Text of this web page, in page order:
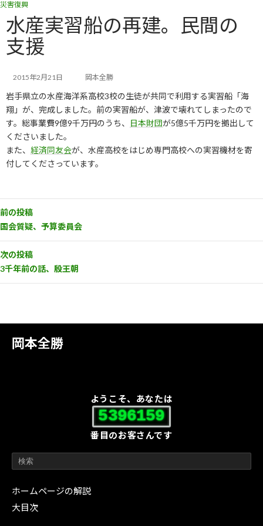
コ
テ
ン
ツ
ッ
プ
ナ
ゲ
ー
シ
移
動
岡本全勝
ようこそ、あなたは
5396159
番目のお客さんです
ホームページの解説
大目次
災害復興
水産実習船の再建。民間の
支援
2015年2月21日 岡本全勝
岩手県立の水産海洋系高校3校の生徒が共同で利用する実習船「海
翔」が、完成しました。前の実習船が、津波で壊れてしまったので
す。総事業費9億9千万円のうち、
日本財団が5億5千万円を拠出して
くださいました。
また、 経済同友会が、水産高校をはじめ専門高校への実習機材を寄
付してくださっています。
前の投稿
国会質疑、予算委員会
次の投稿
3千年前の話、殷王朝